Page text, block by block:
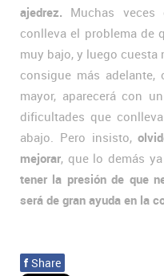
ajedrez. Muchas
conlleva el problema de
muy bajo, y luego cuesta
consigue más
mayor, aparecerá con
dificultades que
abajo. Pero insisto,
mejorar, que lo demás
tener la presión de que
será de gran ayuda en la
f Share